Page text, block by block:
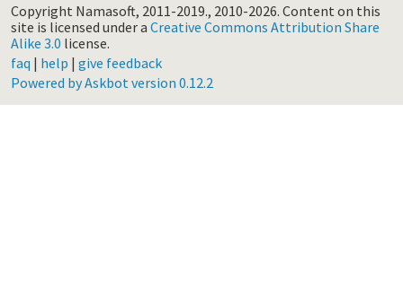
Copyright Namasoft, 2011-2019., 2010-2026. Content on this
site is licensed under a Creative Commons Attribution Share
Alike 3.0 license.
faq | help | give feedback
Powered by Askbot version 0.12.2